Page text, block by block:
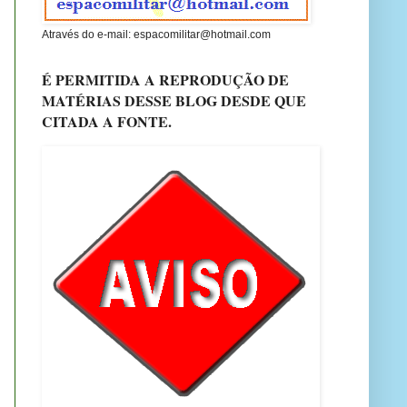
Através do e-mail: espacomilitar@hotmail.com
É PERMITIDA A REPRODUÇÃO DE
MATÉRIAS DESSE BLOG DESDE QUE
CITADA A FONTE.